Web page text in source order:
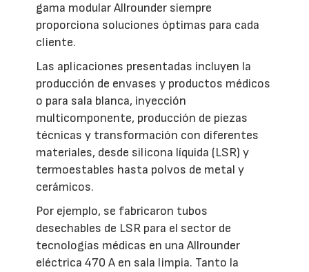
gama modular Allrounder siempre
proporciona soluciones óptimas para cada
cliente.
Las aplicaciones presentadas incluyen la
producción de envases y productos médicos
o para sala blanca, inyección
multicomponente, producción de piezas
técnicas y transformación con diferentes
materiales, desde silicona líquida (LSR) y
termoestables hasta polvos de metal y
cerámicos.
Por ejemplo, se fabricaron tubos
desechables de LSR para el sector de
tecnologías médicas en una Allrounder
eléctrica 470 A en sala limpia. Tanto la